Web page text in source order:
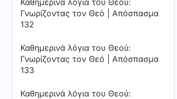
Καθημερινά λόγια του Θεού:
Γνωρίζοντας τον Θεό | Απόσπασμα
132
Καθημερινά λόγια του Θεού:
Γνωρίζοντας τον Θεό | Απόσπασμα
133
Καθημερινά λόγια του Θεού: